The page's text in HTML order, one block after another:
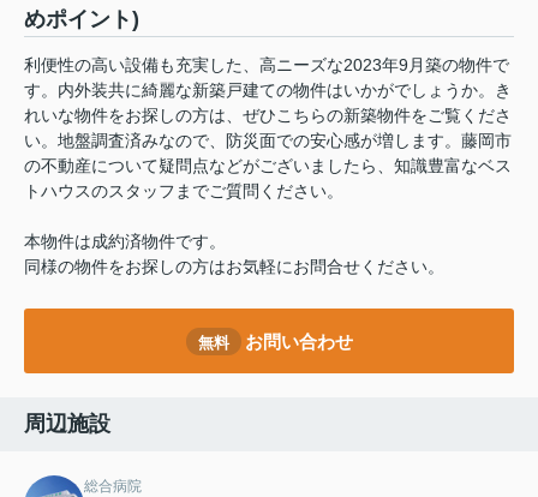
めポイント)
利便性の高い設備も充実した、高ニーズな2023年9月築の物件で
す。内外装共に綺麗な新築戸建ての物件はいかがでしょうか。き
れいな物件をお探しの方は、ぜひこちらの新築物件をご覧くださ
い。地盤調査済みなので、防災面での安心感が増します。藤岡市
の不動産について疑問点などがございましたら、知識豊富なベス
トハウスのスタッフまでご質問ください。
本物件は成約済物件です。
同様の物件をお探しの方はお気軽にお問合せください。
無料 お問い合わせ
周辺施設
総合病院